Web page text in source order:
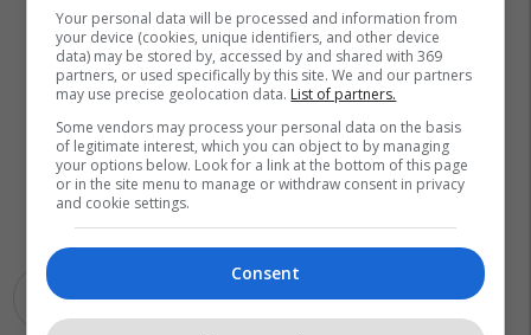
Mpb Maqedoni
Your personal data will be processed and information from
your device (cookies, unique identifiers, and other device
data) may be stored by, accessed by and shared with 369
partners, or used specifically by this site. We and our partners
may use precise geolocation data. List of partners.
Some vendors may process your personal data on the basis
of legitimate interest, which you can object to by managing
your options below. Look for a link at the bottom of this page
or in the site menu to manage or withdraw consent in privacy
and cookie settings.
Consent